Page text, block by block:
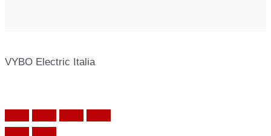
VYBO Electric Italia